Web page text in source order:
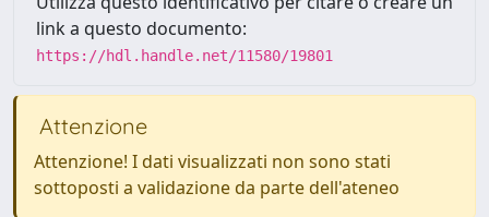
link a questo documento:
https://hdl.handle.net/11580/19801
Attenzione
Attenzione! I dati visualizzati non sono stati
sottoposti a validazione da parte dell'ateneo